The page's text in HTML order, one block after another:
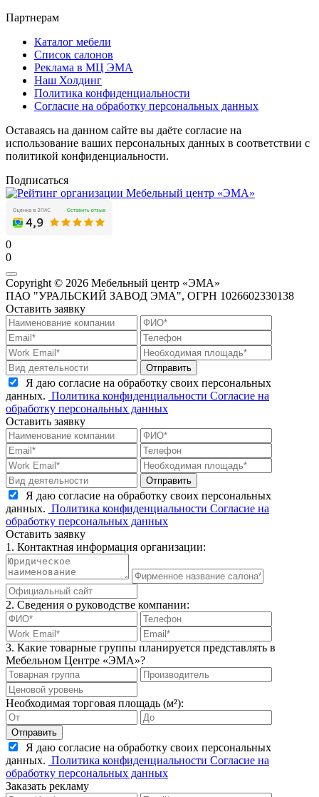
Партнерам
Каталог мебели
Список салонов
Реклама в МЦ ЭМА
Наш Холдинг
Политика конфиденциальности
Согласие на обработку персональных данных
Оставаясь на данном сайте вы даёте согласие на
использование ваших персональных данных в соответствии с
политикой конфиденциальности.
Подписаться
0
0
Copyright © 2026 Мебельный центр «ЭМА»
ПАО "УРАЛЬСКИЙ ЗАВОД ЭМА", ОГРН 1026602330138
Оставить заявку
Отправить
Я даю согласие на обработку своих персональных
данных. Политика конфиденциальности Согласие на
обработку персональных данных
Оставить заявку
Отправить
Я даю согласие на обработку своих персональных
данных. Политика конфиденциальности Согласие на
обработку персональных данных
Оставить заявку
1. Контактная информация организации:
2. Сведения о руководстве компании:
3. Какие товарные группы планируется представлять в
Мебельном Центре «ЭМА»?
Необходимая торговая площадь (м²):
Отправить
Я даю согласие на обработку своих персональных
данных. Политика конфиденциальности Согласие на
обработку персональных данных
Заказать рекламу